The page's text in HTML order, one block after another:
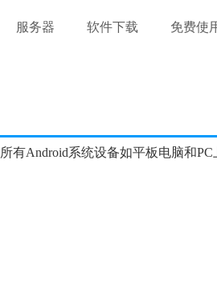
服务器 软件下载 免费使
所有Android系统设备如平板电脑和PC